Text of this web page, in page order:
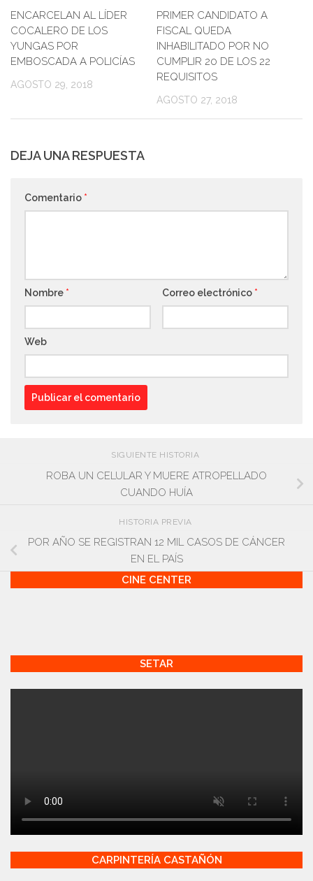
ENCARCELAN AL LÍDER
COCALERO DE LOS
YUNGAS POR
EMBOSCADA A POLICÍAS
AGOSTO 29, 2018
PRIMER CANDIDATO A
FISCAL QUEDA
INHABILITADO POR NO
CUMPLIR 20 DE LOS 22
REQUISITOS
AGOSTO 27, 2018
DEJA UNA RESPUESTA
Comentario *
Nombre * Correo electrónico *
Web
SIGUIENTE HISTORIA
ROBA UN CELULAR Y MUERE ATROPELLADO
CUANDO HUÍA
HISTORIA PREVIA
POR AÑO SE REGISTRAN 12 MIL CASOS DE CÁNCER
EN EL PAÍS
CINE CENTER
SETAR
CARPINTERÍA CASTAÑÓN